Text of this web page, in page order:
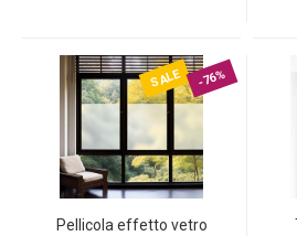
SALE -76%
Pellicola effetto vetro